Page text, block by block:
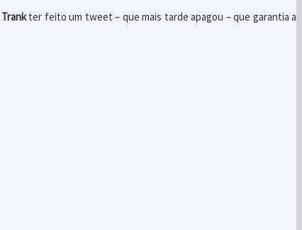
ter feito um tweet – que mais tarde apagou – que garantia a